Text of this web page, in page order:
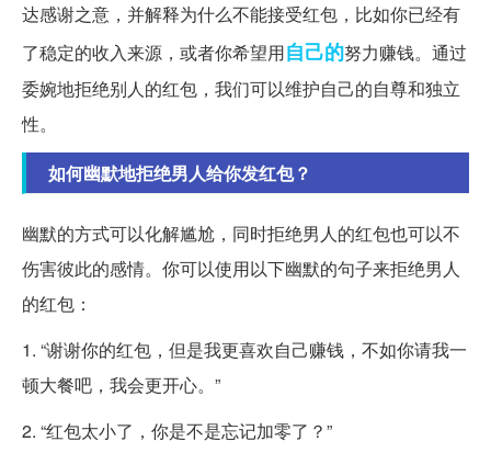
达感谢之意，并解释为什么不能接受红包，比如你已经有
了稳定的收入来源，或者你希望用自己的努力赚钱。通过
委婉地拒绝别人的红包，我们可以维护自己的自尊和独立
性。
如何幽默地拒绝男人给你发红包？
幽默的方式可以化解尴尬，同时拒绝男人的红包也可以不
伤害彼此的感情。你可以使用以下幽默的句子来拒绝男人
的红包：
1. “谢谢你的红包，但是我更喜欢自己赚钱，不如你请我一
顿大餐吧，我会更开心。”
2. “红包太小了，你是不是忘记加零了？”